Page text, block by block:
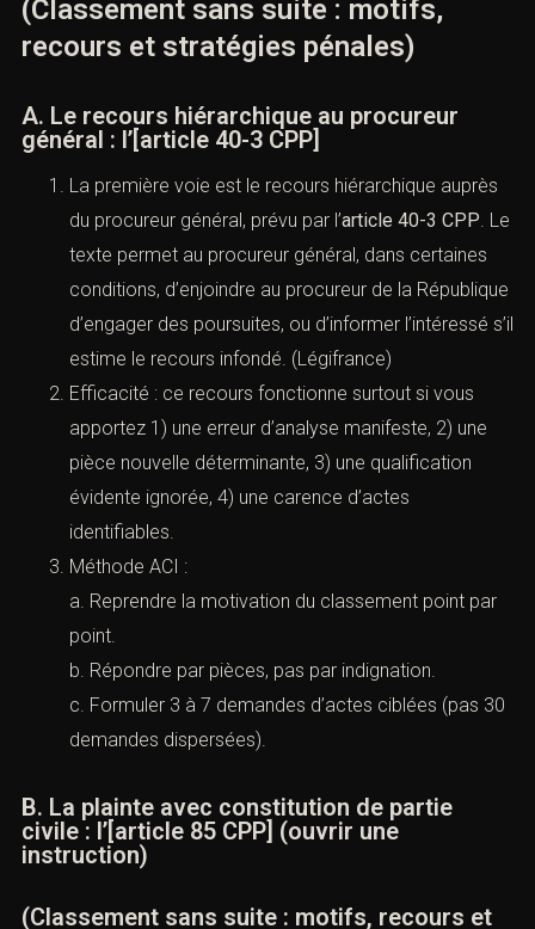
téléphonique, auditions déterminées).
classement sans suite? Les trois
(Classement sans suite : motifs,
recours et stratégies pénales)
A. Le recours hiérarchique au procureur
général : l’[article 40-3 CPP]
La première voie est le recours hiérarchique
auprès du procureur général, prévu par l’article 40-
3 CPP. Le texte permet au procureur général, dans
certaines conditions, d’enjoindre au procureur de la
République d’engager des poursuites, ou
d’informer l’intéressé s’il estime le recours infondé.
(Légifrance
Efficacité : ce recours fonctionne surtout si vous
apportez 1) une erreur d’analyse manifeste, 2) une
pièce nouvelle déterminante, 3) une qualification
identifiables.
Méthode ACI :
a. Reprendre la motivation du classement point
par point.
vous
avocat spécialisé en droit pénal ? Laissez-nous vos
contacterons.
compétent *